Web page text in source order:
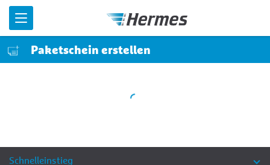
Menü
Paketschein erstellen
Schnelleinstieg